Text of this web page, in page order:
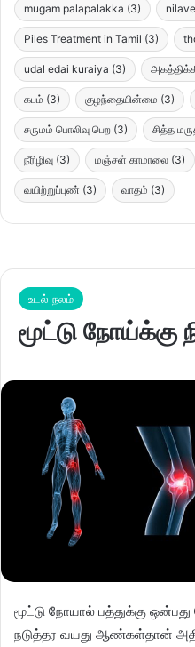
mugam palapalakka (3)
Piles Treatment in Tamil (3)
udal edai kuraiya (3)
கபம் (3) குழந்தையின்மை (3)
சருமம் பொலிவு பெற (3) சித்த
நீரிழிவு (3) மஞ்சள் காமாலை (3)
வயிற்றுப்புண் (3) வாதம் (3)